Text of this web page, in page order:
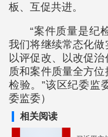
板、互促共进。
“案件质量是纪
我们将继续常态化
以评促改、以改促
质和案件质量全方
检验。”该区纪委监
委监委）
相关阅读